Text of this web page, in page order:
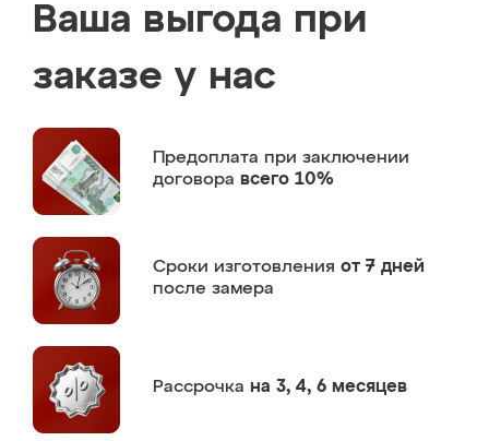
Ваша выгода при
заказе у нас
Предоплата при заключении
договора всего 10%
Сроки изготовления от 7 дней
после замера
Рассрочка на 3, 4, 6 месяцев